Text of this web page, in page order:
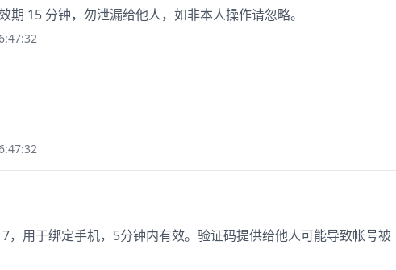
期 15 分钟，勿泄漏给他人，如非本人操作请忽略。
，用于绑定手机，5分钟内有效。验证码提供给他人可能导致帐号被